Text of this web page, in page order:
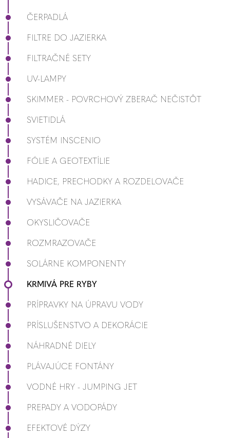
ČERPADLÁ
FILTRE DO JAZIERKA
FILTRAČNÉ SETY
UV-LAMPY
SKIMMER - POVRCHOVÝ ZBERAČ NEČISTÔT
SVIETIDLÁ
SYSTÉM INSCENIO
FÓLIE A GEOTEXTÍLIE
HADICE, PRECHODKY A ROZDELOVAČE
VYSÁVAČE NA JAZIERKA
OKYSLIČOVAČE
ROZMRAZOVAČE
SOLÁRNE KOMPONENTY
KRMIVÁ PRE RYBY
PRÍPRAVKY NA ÚPRAVU VODY
PRÍSLUŠENSTVO A DEKORÁCIE
NÁHRADNÉ DIELY
PLÁVAJÚCE FONTÁNY
VODNÉ HRY - JUMPING JET
PREPADY A VODOPÁDY
EFEKTOVÉ DÝZY